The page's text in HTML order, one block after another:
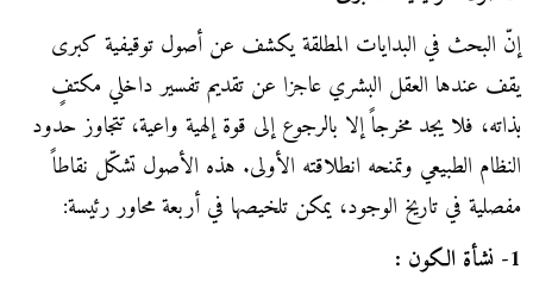
إنّ البحث في البدايات المطلقة يكشف عن أصول توقيفية كبرى
يقف عندها العقل البشري عاجزا عن تقديم تفسير داخلي مكتفٍ
بذاته، فلا يجد مخرجاً إلا بالرجوع إلى قوة إلهية واعية، تتجاوز حدود
النظام الطبيعي وتمنحه انطلاقته الأولى. هذه الأصول تشكّل نقاطاً
مفصلية في تاريخ الوجود، يمكن تلخيصها في أربعة محاور رئيسة:
1- نشأة الكون :